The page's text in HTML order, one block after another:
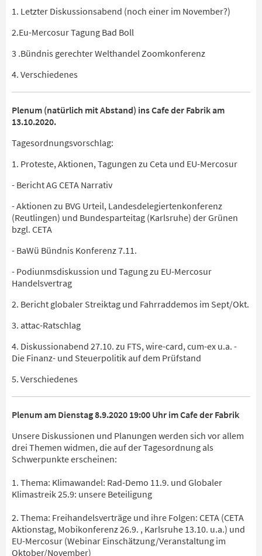
1. Letzter Diskussionsabend (noch einer im November?)
2.Eu-Mercosur Tagung Bad Boll
3 .Bündnis gerechter Welthandel Zoomkonferenz
4. Verschiedenes
Plenum (natürlich mit Abstand) ins Cafe der Fabrik am
13.10.2020.
Tagesordnungsvorschlag:
1. Proteste, Aktionen, Tagungen zu Ceta und EU-Mercosur
- Bericht AG CETA Narrativ
- Aktionen zu BVG Urteil, Landesdelegiertenkonferenz
(Reutlingen) und Bundesparteitag (Karlsruhe) der Grünen
bzgl. CETA
- BaWü Bündnis Konferenz 7.11.
- Podiunmsdiskussion und Tagung zu EU-Mercosur
Handelsvertrag
2. Bericht globaler Streiktag und Fahrraddemos im Sept/Okt.
3. attac-Ratschlag
4. Diskussionabend 27.10. zu FTS, wire-card, cum-ex u.a. -
Die Finanz- und Steuerpolitik auf dem Prüfstand
5. Verschiedenes
Plenum am Dienstag 8.9.2020 19:00 Uhr im Cafe der Fabrik
Unsere Diskussionen und Planungen werden sich vor allem
drei Themen widmen, die auf der Tagesordnung als
Schwerpunkte erscheinen:
1. Thema: Klimawandel: Rad-Demo 11.9. und Globaler
Klimastreik 25.9: unsere Beteiligung
2. Thema: Freihandelsverträge und ihre Folgen: CETA (CETA
Aktionstag, Mobikonferenz 26.9. , Karlsruhe 13.10. u.a.) und
EU-Mercosur (Webinar Einschätzung/Veranstaltung im
Oktober/November)